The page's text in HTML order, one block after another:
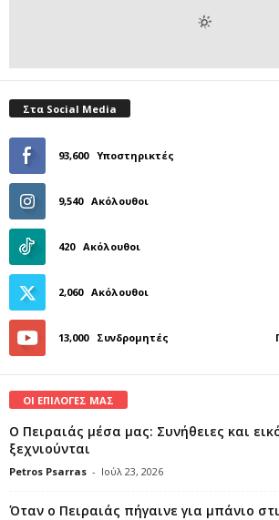
Στα Social Media
93,600 Υποστηρικτές
9,540 Ακόλουθοι
420 Ακόλουθοι
2,060 Ακόλουθοι
13,000 Συνδρομητές
ΟΙ ΕΠΙΛΟΓΕΣ ΜΑΣ
Ο Πειραιάς μέσα μας: Συνήθειες και
ξεχνιούνται
Petros Psarras - Ιούλ 23, 2026
Όταν ο Πειραιάς πήγαινε για μπάνιο